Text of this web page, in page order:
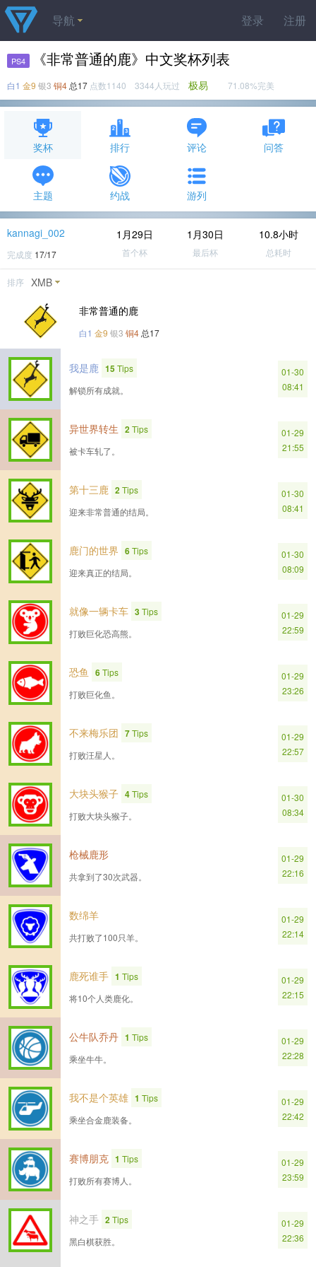
登录 注册
导航
PS4 《非常普通的鹿》中文奖杯列表
白1 金9 银3 铜4 总17 点数1140 3344人玩过 极易 71.08%完美
奖杯 排行 评论 问答
主题 约战 游列
kannagi_002
完成度 17/17
1月29日
首个杯
1月30日
最后杯
10.8小时
总耗时
排序 XMB
非常普通的鹿
白1 金9 银3 铜4 总17
我是鹿 15Tips
解锁所有成就。
01-30
08:41
异世界转生 2Tips
被卡车轧了。
01-29
21:55
第十三鹿 2Tips
迎来非常普通的结局。
01-30
08:41
鹿门的世界 6Tips
迎来真正的结局。
01-30
08:09
就像一辆卡车 3Tips
打败巨化恐高熊。
01-29
22:59
恐鱼 6Tips
打败巨化鱼。
01-29
23:26
不来梅乐团 7Tips
打败汪星人。
01-29
22:57
大块头猴子 4Tips
打败大块头猴子。
01-30
08:34
枪械鹿形
共拿到了30次武器。
01-29
22:16
数绵羊
共打败了100只羊。
01-29
22:14
鹿死谁手 1 Tips
将10个人类鹿化。
01-29
22:15
公牛队乔丹 1 Tips
乘坐牛牛。
01-29
22:28
我不是个英雄 1 Tips
乘坐合金鹿装备。
01-29
22:42
赛博朋克 1 Tips
打败所有赛博人。
01-29
23:59
神之手 2Tips
黑白棋获胜。
01-29
22:36